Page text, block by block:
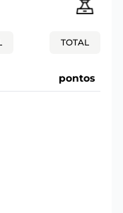
TOTAL
pontos